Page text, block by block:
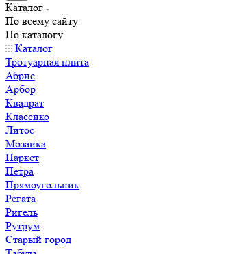
Каталог
По всему сайту
По каталогу
Каталог
Тротуарная плита
Абрис
Арбор
Квадрат
Классико
Литос
Мозаика
Паркет
Петра
Прямоугольник
Регата
Ригель
Рутрум
Старый город